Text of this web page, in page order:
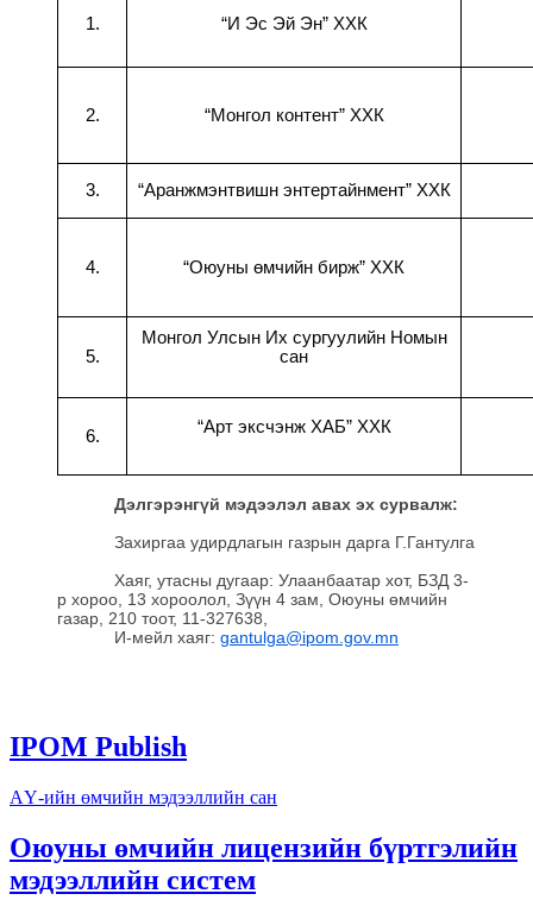
1. “И Эс Эй Эн” ХХК
2. “Монгол контент” ХХК
3. “Аранжмэнтвишн энтертайнмент” ХХК
4. “Оюуны өмчийн бирж” ХХК
5.
Монгол Улсын Их сургуулийн Номын
сан
6. “Арт эксчэнж ХАБ” ХХК
Дэлгэрэнгүй мэдээлэл авах эх сурвалж:
Захиргаа удирдлагын газрын дарга Г.Гантулга
Хаяг, утасны дугаар: Улаанбаатар хот, БЗД 3-
р хороо, 13 хороолол, Зүүн 4 зам, Оюуны өмчийн
газар, 210 тоот, 11-327638,
И-мейл хаяг: gantulga@ipom.gov.mn
IPOM Publish
АҮ-ийн өмчийн мэдээллийн сан
Оюуны өмчийн лицензийн бүртгэлийн
мэдээллийн систем